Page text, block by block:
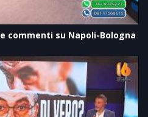
commenti su Napoli-Bologna